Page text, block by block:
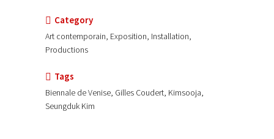
Category
Art contemporain, Exposition, Installation,
Productions
Tags
Biennale de Venise, Gilles Coudert, Kimsooja,
Seungduk Kim